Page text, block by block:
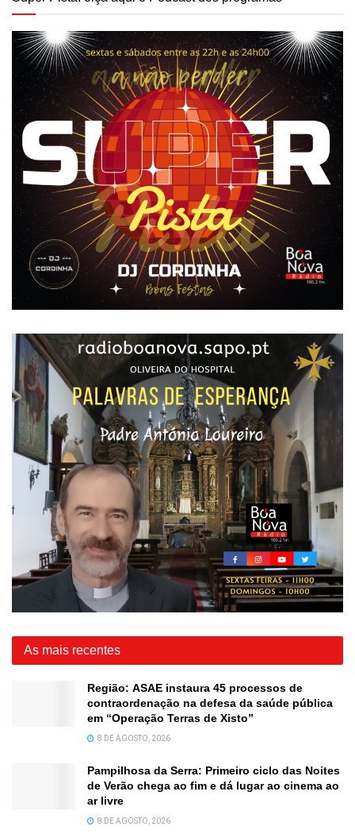
As mais recentes
Região: ASAE instaura 45 processos de
contraordenação na defesa da saúde pública
em “Operação Terras de Xisto”
8 DE AGOSTO, 2026
Pampilhosa da Serra: Primeiro ciclo das Noites
de Verão chega ao fim e dá lugar ao cinema ao
ar livre
8 DE AGOSTO, 2026